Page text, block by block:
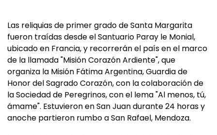
Las reliquias de primer grado de Santa Margarita
fueron traídas desde el Santuario Paray le Monial,
ubicado en Francia, y recorrerán el país en el marco
de la llamada "Misión Corazón Ardiente", que
organiza la Misión Fátima Argentina, Guardia de
Honor del Sagrado Corazón, con la colaboración de
la Sociedad de Peregrinos, con el lema "Al menos, tú,
ámame". Estuvieron en San Juan durante 24 horas y
anoche partieron rumbo a San Rafael, Mendoza.